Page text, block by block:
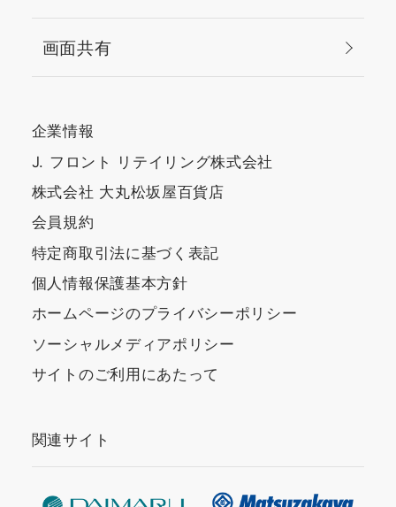
画面共有
企業情報
J. フロント リテイリング株式会社
株式会社 大丸松坂屋百貨店
会員規約
特定商取引法に基づく表記
個人情報保護基本方針
ホームページのプライバシーポリシー
ソーシャルメディアポリシー
サイトのご利用にあたって
関連サイト